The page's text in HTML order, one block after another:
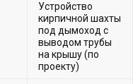
Устройство
кирпичной шахты
под дымоход с
выводом трубы
на крышу (по
проекту)